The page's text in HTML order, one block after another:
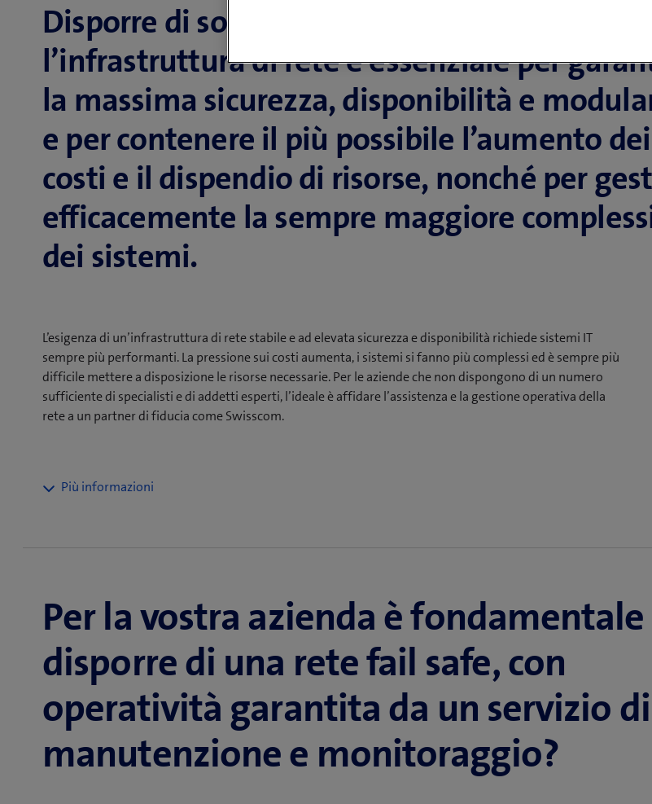
Disporre di soluzioni affidabili per
l’infrastruttura di rete è essenziale per
la massima sicurezza, disponibilità e
e per contenere il più possibile l’aumento dei
costi e il dispendio di risorse, nonché per
efficacemente la sempre maggiore
dei sistemi.
L’esigenza di un’infrastruttura di rete stabile e ad elevata sicurezza e disponibilità richiede sistemi IT
sempre più performanti. La pressione sui costi aumenta, i sistemi si fanno più complessi ed è sempre più
difficile mettere a disposizione le risorse necessarie. Per le aziende che non dispongono di un numero
sufficiente di specialisti e di addetti esperti, l’ideale è affidare l’assistenza e la gestione operativa della
rete a un partner di fiducia come Swisscom.
disponibilità costante, la massima sicurezza e un’efficiente scalabilità.
Per la vostra azienda è fondamentale
disporre di una rete fail safe, con
operatività garantita da un servizio di
manutenzione e monitoraggio?